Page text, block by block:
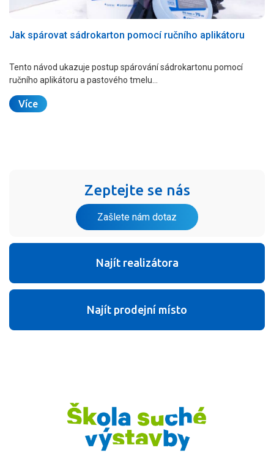
Jak spárovat sádrokarton pomocí ručního aplikátoru
Tento návod ukazuje postup spárování sádrokartonu pomocí
ručního aplikátoru a pastového tmelu…
Více
Zeptejte se nás
Zašlete nám dotaz
Najít realizátora
Najít prodejní místo